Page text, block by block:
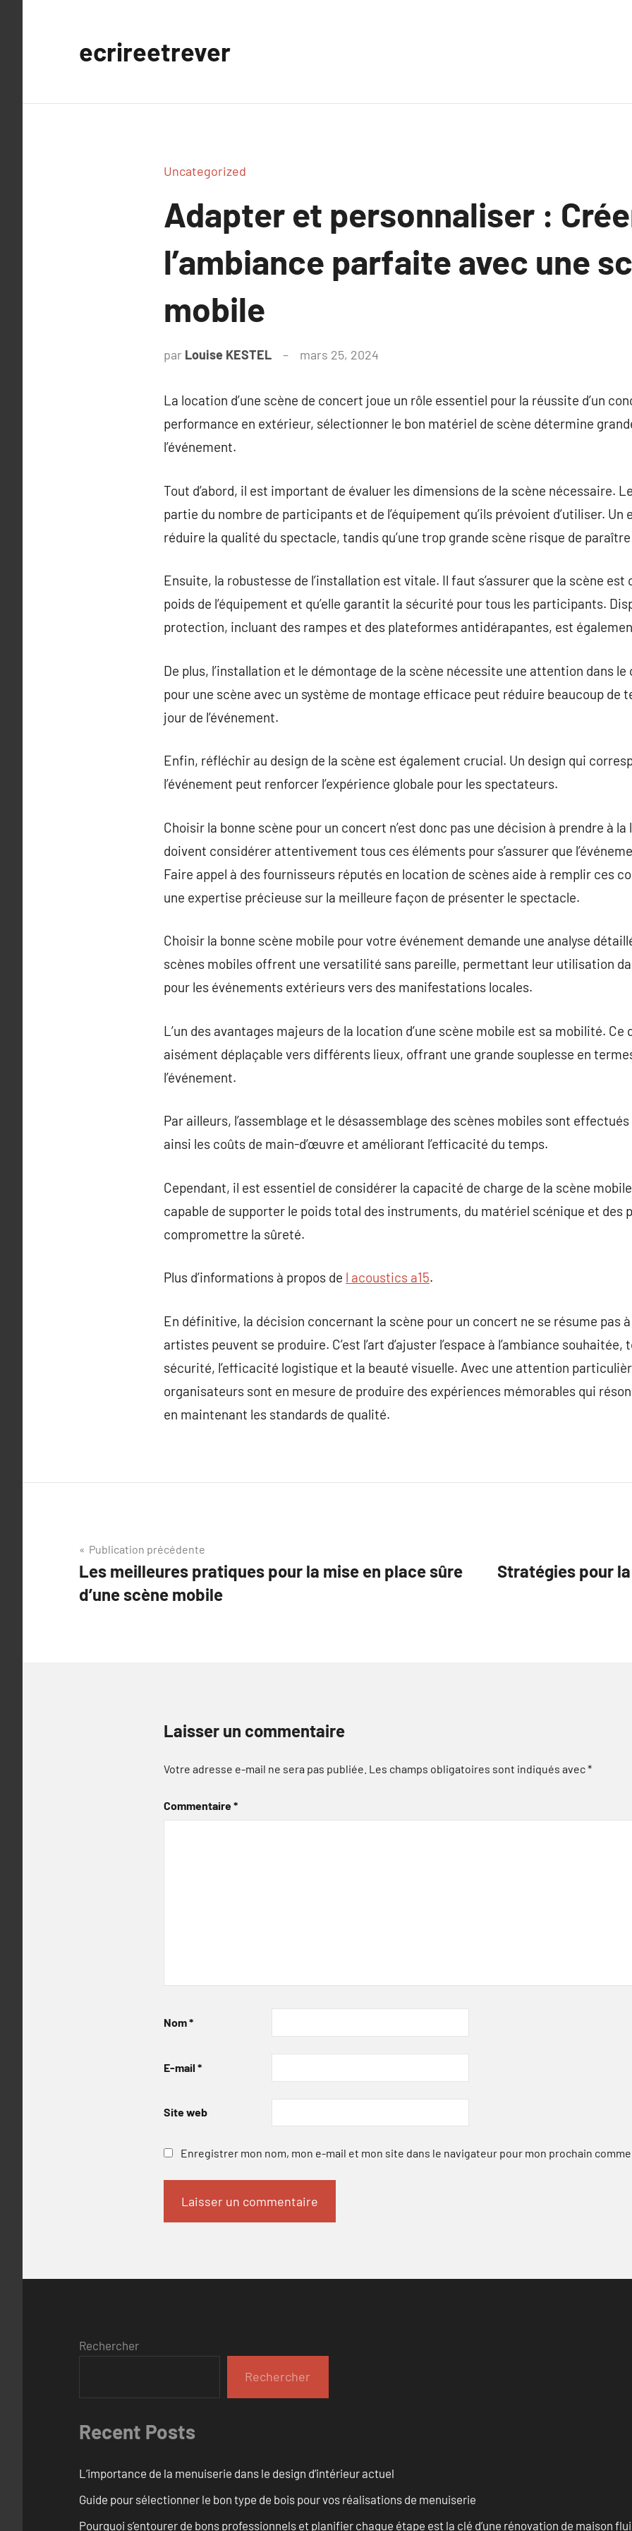
ecrireetrever
Uncategorized
Adapter et personnaliser :
l’ambiance parfaite avec une
mobile
par Louise KESTEL mars 25, 2024
La location d’une scène de concert joue un rôle essentiel pour la réussite d’un
performance en extérieur, sélectionner le bon matériel de scène détermine
l’événement.
Tout d’abord, il est important de évaluer les dimensions de la scène nécessaire.
partie du nombre de participants et de l’équipement qu’ils prévoient d’utiliser.
réduire la qualité du spectacle, tandis qu’une trop grande scène risque de
Ensuite, la robustesse de l’installation est vitale. Il faut s’assurer que la scène est
poids de l’équipement et qu’elle garantit la sécurité pour tous les participants.
protection, incluant des rampes et des plateformes antidérapantes, est
De plus, l’installation et le démontage de la scène nécessite une attention dans
pour une scène avec un système de montage efficace peut réduire beaucoup de
jour de l’événement.
Enfin, réfléchir au design de la scène est également crucial. Un design qui
l’événement peut renforcer l’expérience globale pour les spectateurs.
Choisir la bonne scène pour un concert n’est donc pas une décision à prendre à
doivent considérer attentivement tous ces éléments pour s’assurer que
Faire appel à des fournisseurs réputés en location de scènes aide à remplir ces
une expertise précieuse sur la meilleure façon de présenter le spectacle.
Choisir la bonne scène mobile pour votre événement demande une analyse
scènes mobiles offrent une versatilité sans pareille, permettant leur utilisation
pour les événements extérieurs vers des manifestations locales.
L’un des avantages majeurs de la location d’une scène mobile est sa mobilité. Ce
aisément déplaçable vers différents lieux, offrant une grande souplesse en
l’événement.
Par ailleurs, l’assemblage et le désassemblage des scènes mobiles sont
ainsi les coûts de main-d’œuvre et améliorant l’efficacité du temps.
Cependant, il est essentiel de considérer la capacité de charge de la scène
capable de supporter le poids total des instruments, du matériel scénique et des
compromettre la sûreté.
Plus d’informations à propos de l acoustics a15.
En définitive, la décision concernant la scène pour un concert ne se résume pas
artistes peuvent se produire. C’est l’art d’ajuster l’espace à l’ambiance souhaitée,
sécurité, l’efficacité logistique et la beauté visuelle. Avec une attention
organisateurs sont en mesure de produire des expériences mémorables qui
en maintenant les standards de qualité.
Navigation
de
l’article
Publication précédente
Les meilleures pratiques pour la mise en place sûre
d’une scène mobile
Stratégies pour
Laisser un commentaire
Votre adresse e-mail ne sera pas publiée. Les champs obligatoires sont indiqués avec*
Commentaire*
Nom*
E-mail *
Site web
Enregistrer mon nom, mon e-mail et mon site dans le navigateur pour mon prochain
Rechercher
Rechercher
Recent Posts
L’importance de la menuiserie dans le design d’intérieur actuel
Guide pour sélectionner le bon type de bois pour vos réalisations de menuiserie
Pourquoi s’entourer de bons professionnels et planifier chaque étape est la clé d’une rénovation de maison